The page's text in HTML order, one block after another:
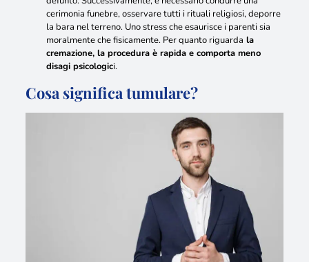
cerimonia funebre, osservare tutti i rituali religiosi, deporre
la bara nel terreno. Uno stress che esaurisce i parenti sia
moralmente che fisicamente. Per quanto riguarda la
cremazione, la procedura è rapida e comporta meno
disagi psicologici.
Cosa significa tumulare?